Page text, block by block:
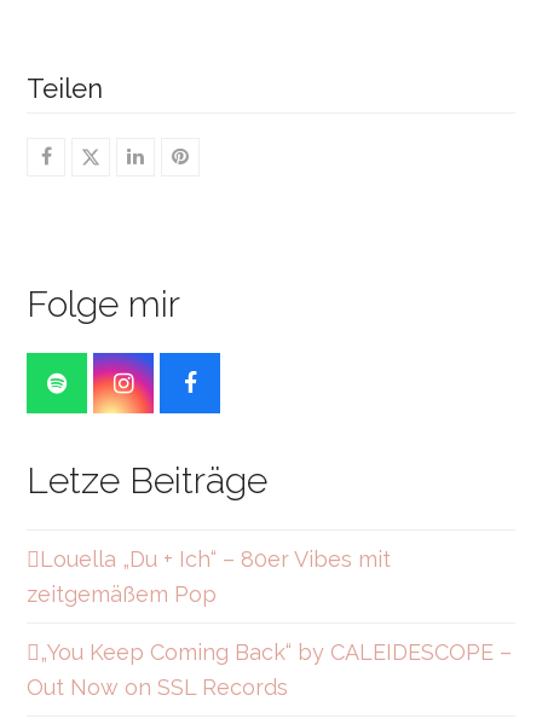
Teilen
Folge mir
S
p
i
I
n
a
a
m
F
a
b
k
Letze Beiträge
Louella „Du + Ich“ – 80er Vibes mit
zeitgemäßem Pop
„You Keep Coming Back“ by CALEIDESCOPE –
Out Now on SSL Records